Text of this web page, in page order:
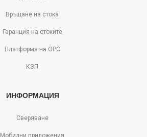
Връщане на стока
Гаранция на стоките
Платформа на ОРС
КЗП
ИНФОРМАЦИЯ
Сверяване
Мобилни приложения